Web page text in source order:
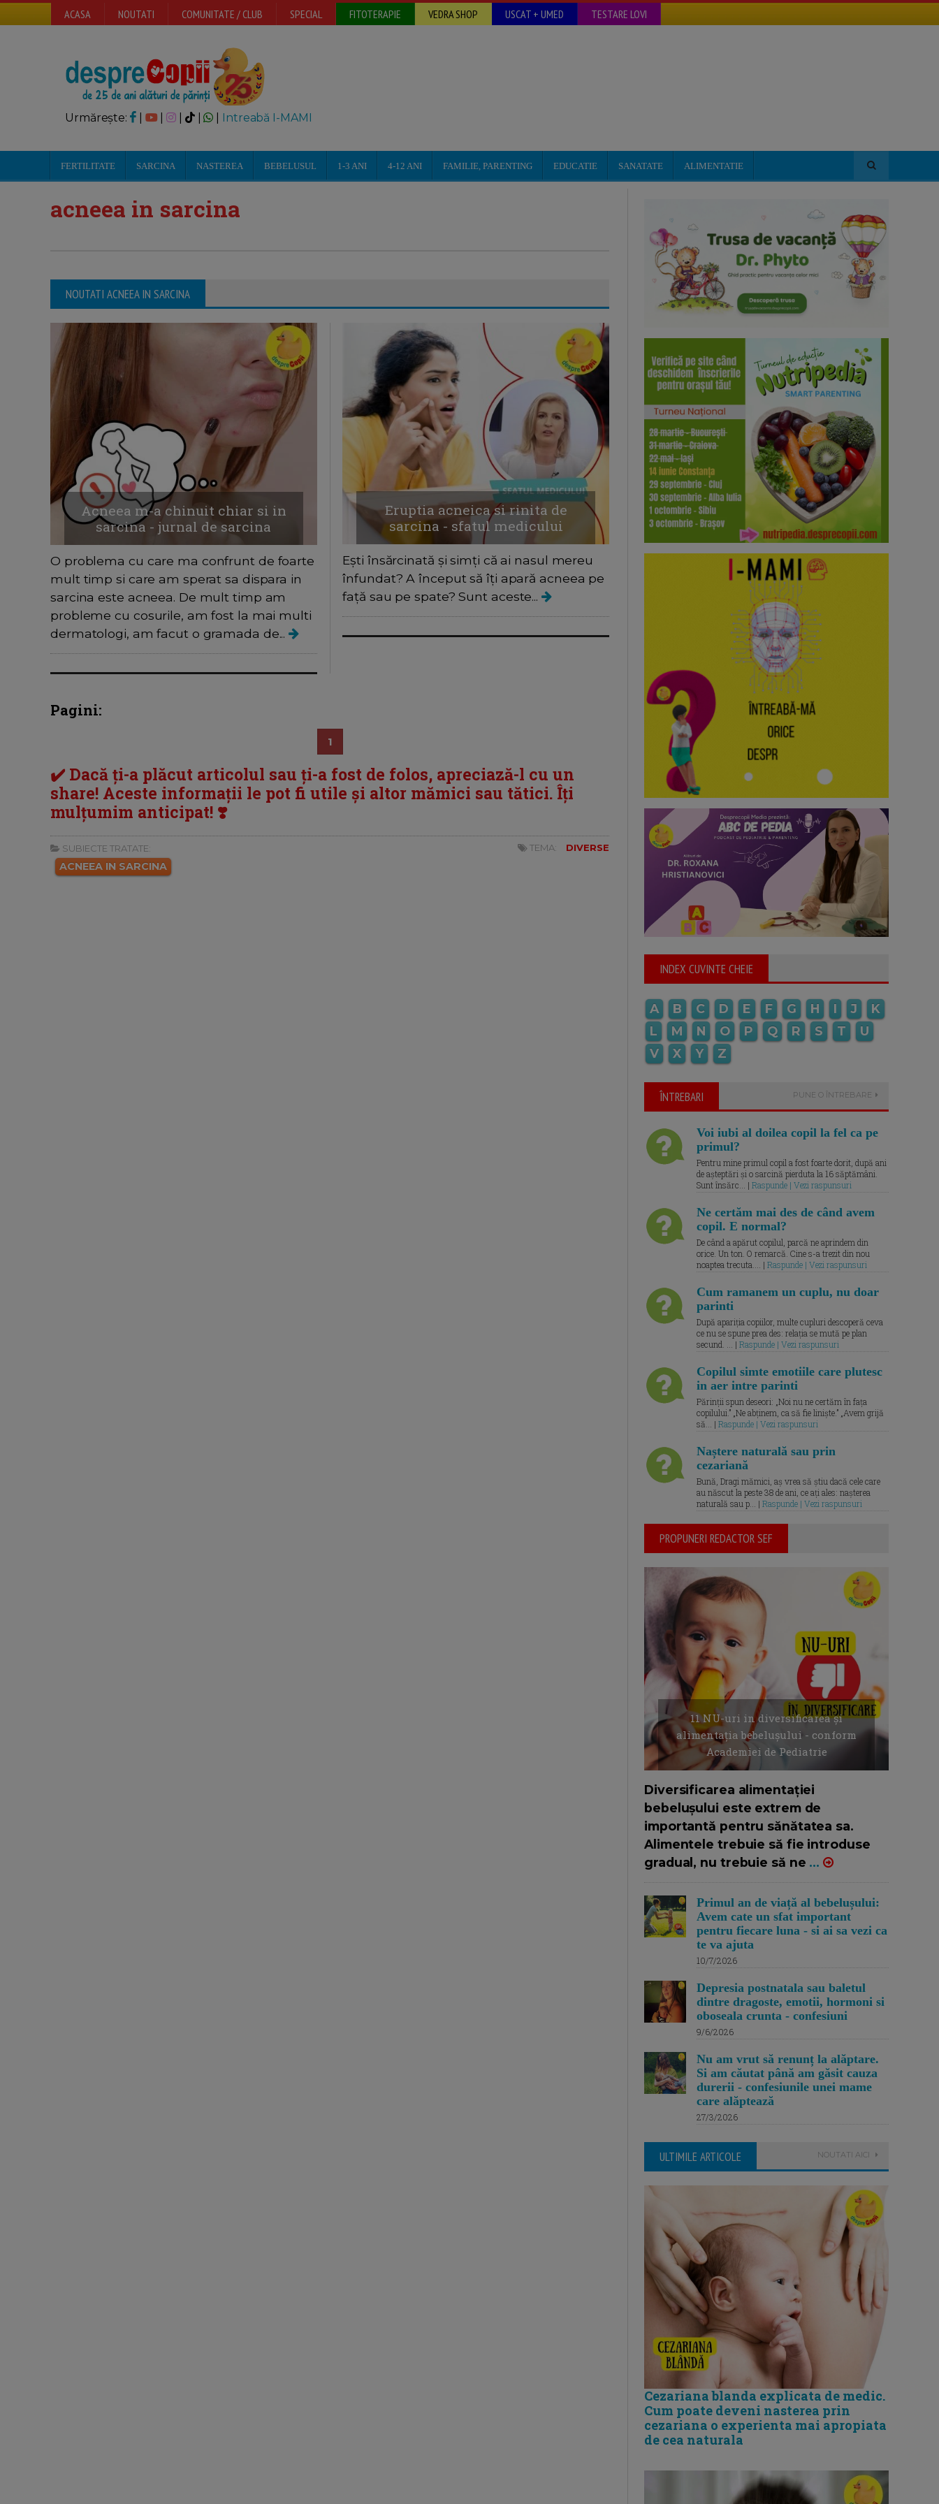
ACASA NOUTATI COMUNITATE / CLUB SPECIAL FITOTERAPIE VEDRA SHOP USCAT + UMED TESTARE LOVI
Urmărește: | | Intreabă I-MAMI
FERTILITATE SARCINA NASTEREA BEBELUSUL 1-3 ANI 4-12 ANI FAMILIE, PARENTING EDUCATIE SANATATE ALIMENTATIE
acneea in sarcina
NOUTATI ACNEEA IN SARCINA
Acneea m-a chinuit chiar si in
sarcina - jurnal de sarcina
O problema cu care ma confrunt de foarte
mult timp si care am sperat sa dispara in
sarcina este acneea. De mult timp am
probleme cu cosurile, am fost la mai multi
dermatologi, am facut o gramada de...
Eruptia acneica si rinita de
sarcina - sfatul medicului
Ești însărcinată și simți că ai nasul mereu
înfundat? A început să îți apară acneea pe
față sau pe spate? Sunt aceste...
Pagini:
1
✔️ Dacă ți-a plăcut articolul sau ți-a fost de folos, apreciază-l cu un
share! Aceste informații le pot fi utile și altor mămici sau tătici. Îți
mulțumim anticipat! ❣️
SUBIECTE TRATATE:
ACNEEA IN SARCINA
TEMA: DIVERSE
INDEX CUVINTE CHEIE
A B C D E F G H I J
K
L
M N O P Q R S T
U
V
X Y Z
ÎNTREBARI PUNE O ÎNTREBARE
Voi iubi al doilea copil la fel ca pe
primul?
Pentru mine primul copil a fost foarte dorit, după ani
de așteptări și o sarcină pierduta la 16 săptămâni.
Sunt însărc... | Raspunde | Vezi raspunsuri
Ne certăm mai des de când avem
copil. E normal?
De când a apărut copilul, parcă ne aprindem din
orice. Un ton. O remarcă. Cine s-a trezit din nou
noaptea trecuta.... | Raspunde | Vezi raspunsuri
Cum ramanem un cuplu, nu doar
parinti
După apariția copiilor, multe cupluri descoperă ceva
ce nu se spune prea des: relația se mută pe plan
secund. ... | Raspunde | Vezi raspunsuri
Copilul simte emotiile care plutesc
in aer intre parinti
Părinții spun deseori: „Noi nu ne certăm în fața
copilului.” „Ne abținem, ca să fie liniște.” „Avem grijă
să... | Raspunde | Vezi raspunsuri
Naștere naturală sau prin
cezariană
Bună, Dragi mămici, aș vrea să știu dacă cele care
au născut la peste 38 de ani, ce ați ales: nașterea
naturală sau p... | Raspunde | Vezi raspunsuri
PROPUNERI REDACTOR SEF
11 NU-uri in diversificarea și
alimentația bebelușului - conform
Academiei de Pediatrie
Diversificarea alimentației
bebelușului este extrem de
importantă pentru sănătatea sa.
Alimentele trebuie să fie introduse
gradual, nu trebuie să ne ...
Primul an de viață al bebelușului:
Avem cate un sfat important
pentru fiecare luna - si ai sa vezi ca
te va ajuta
10/7/2026
Depresia postnatala sau baletul
dintre dragoste, emotii, hormoni si
oboseala crunta - confesiuni
9/6/2026
Nu am vrut să renunț la alăptare.
Si am căutat până am găsit cauza
durerii - confesiunile unei mame
care alăptează
27/3/2026
ULTIMILE ARTICOLE NOUTATI AICI
Cezariana blanda explicata de medic.
Cum poate deveni nasterea prin
cezariana o experienta mai apropiata
de cea naturala